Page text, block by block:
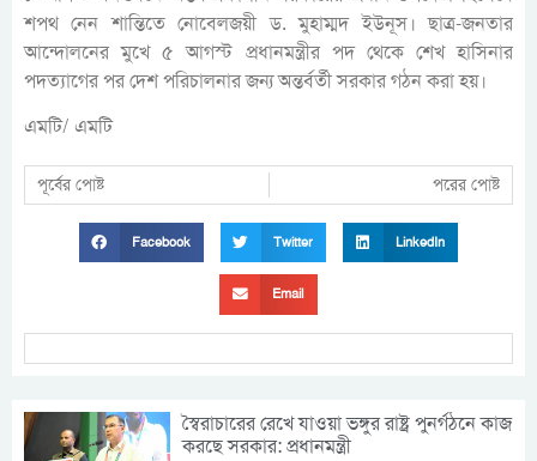
শপথ নেন শান্তিতে নোবেলজয়ী ড. মুহাম্মদ ইউনূস। ছাত্র-জনতার
আন্দোলনের মুখে ৫ আগস্ট প্রধানমন্ত্রীর পদ থেকে শেখ হাসিনার
পদত্যাগের পর দেশ পরিচালনার জন্য অন্তর্বর্তী সরকার গঠন করা হয়।
এমটি/ এমটি
পূর্বের পোষ্ট পরের পোষ্ট
Facebook Twitter LinkedIn
Email
স্বৈরাচারের রেখে যাওয়া ভঙ্গুর রাষ্ট্র পুনর্গঠনে কাজ
করছে সরকার: প্রধানমন্ত্রী